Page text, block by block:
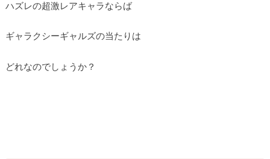
ハズレの超激レアキャラならば
ギャラクシーギャルズの当たりは
どれなのでしょうか？